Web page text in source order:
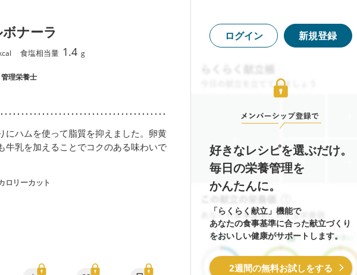
ナーラ
食塩相当量 1.4 g
理栄養士
にハムを使って脂質を抑えました。卵黄
牛乳を加えることでコクのある味わいで
ロリーカット
ログイン 新規登録
好きなレシピを選ぶだけ。
毎日の栄養管理を
かんたんに。
「らくらく献立」機能で
あなたの食事基準に合った献立づくり
をおいしい健康がサポートします。
2週間の無料お試しをする